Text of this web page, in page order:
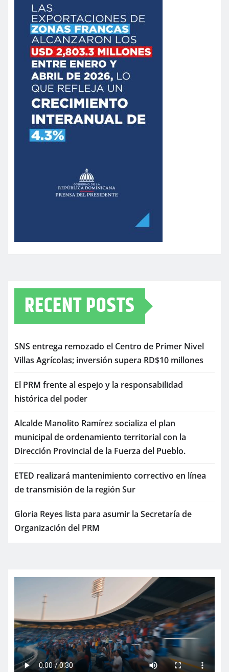
RECENT POSTS
SNS entrega remozado el Centro de Primer Nivel
Villas Agrícolas; inversión supera RD$10 millones
El PRM frente al espejo y la responsabilidad
histórica del poder
Alcalde Manolito Ramírez socializa el plan
municipal de ordenamiento territorial con la
Dirección Provincial de la Fuerza del Pueblo.
ETED realizará mantenimiento correctivo en línea
de transmisión de la región Sur
Gloria Reyes lista para asumir la Secretaría de
Organización del PRM